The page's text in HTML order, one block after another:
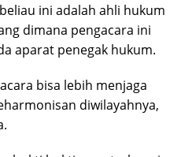
ini adalah ahli hukum
dimana pengacara ini
aparat penegak hukum.
bisa lebih menjaga
diwilayahnya,